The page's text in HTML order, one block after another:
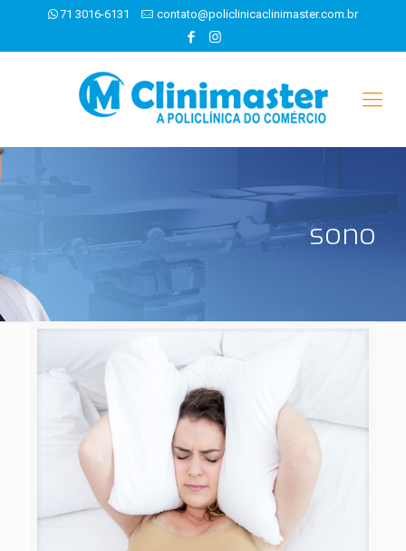
71 3016-6131 contato@policlinicaclinimaster.com.br
sono